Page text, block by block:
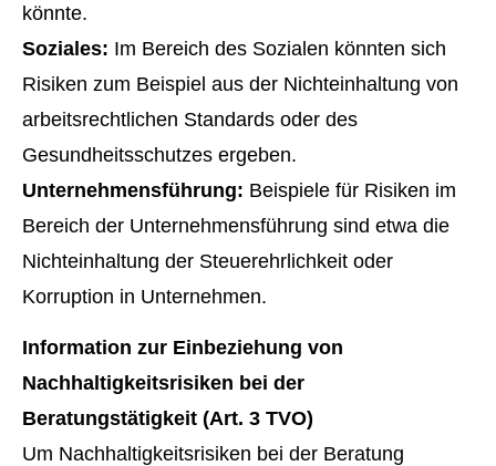
könnte.
Soziales: Im Bereich des Sozialen könnten sich
Risiken zum Beispiel aus der Nichteinhaltung von
arbeitsrechtlichen Standards oder des
Gesundheitsschutzes ergeben.
Unternehmensführung: Beispiele für Risiken im
Bereich der Unternehmensführung sind etwa die
Nichteinhaltung der Steuerehrlichkeit oder
Korruption in Unternehmen.
Information zur Einbeziehung von
Nachhaltigkeitsrisiken bei der
Beratungstätigkeit (Art. 3 TVO)
Um Nachhaltigkeitsrisiken bei der Beratung